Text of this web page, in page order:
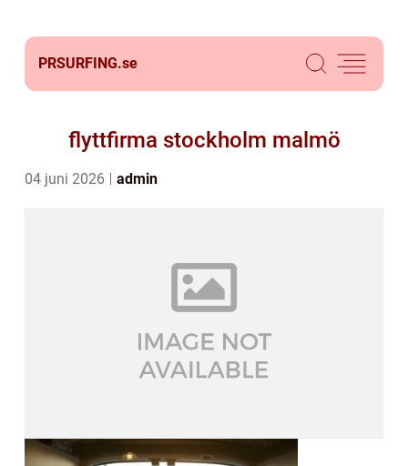
PRSURFING.se
flyttfirma stockholm malmö
04 juni 2026 admin